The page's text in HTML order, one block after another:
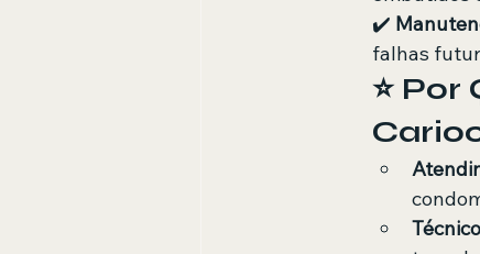
✔️
falhas
​⭐